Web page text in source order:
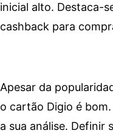
inicial alto. Destaca-
cashback para
Apesar da
o cartão Digio é
a sua análise. Definir